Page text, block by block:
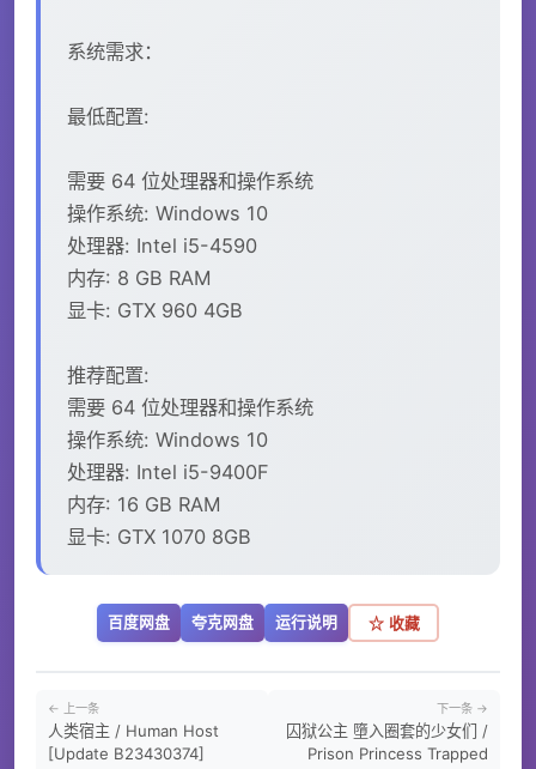
系统需求：
最低配置:
需要 64 位处理器和操作系统
操作系统: Windows 10
处理器: Intel i5-4590
内存: 8 GB RAM
显卡: GTX 960 4GB
推荐配置:
需要 64 位处理器和操作系统
操作系统: Windows 10
处理器: Intel i5-9400F
内存: 16 GB RAM
显卡: GTX 1070 8GB
百度网盘 夸克网盘 运行说明 ☆ 收藏
← 上一条
人类宿主 / Human Host
[Update B23430374]
下一条 →
囚狱公主 墮入圈套的少女们 /
Prison Princess Trapped